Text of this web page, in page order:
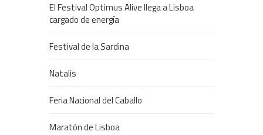
El Festival Optimus Alive llega a Lisboa
cargado de energía
Festival de la Sardina
Natalis
Feria Nacional del Caballo
Maratón de Lisboa